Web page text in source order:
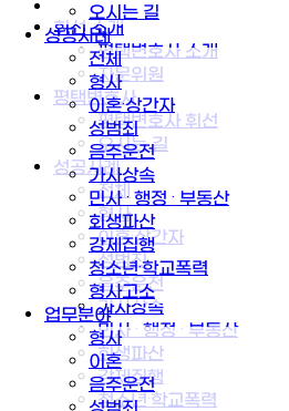
오시는 길
성공사례
전체
형사
이혼·상간자
성범죄
음주운전
가사상속
민사 · 행정 · 부동산
회생파산
강제집행
청소년·학교폭력
형사고소
업무분야
형사
이혼
음주운전
휘선 소개
평택변호사 소개
자문위원
평택변호사
평택변호사 휘선
오시는 길
성공사례
전체
형사
이혼·상간자
성범죄
음주운전
가사상속
민사 · 행정 · 부동산
회생파산
강제집행
청소년·학교폭력